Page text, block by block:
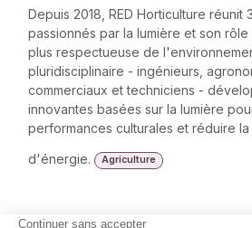
Depuis 2018, RED Horticulture réunit
passionnés par la lumière et son
plus respectueuse de
pluridisciplinaire - ingénieurs,
commerciaux et techniciens -
innovantes basées sur la lumière
performances culturales et réduire la
d'énergie.
Agriculture